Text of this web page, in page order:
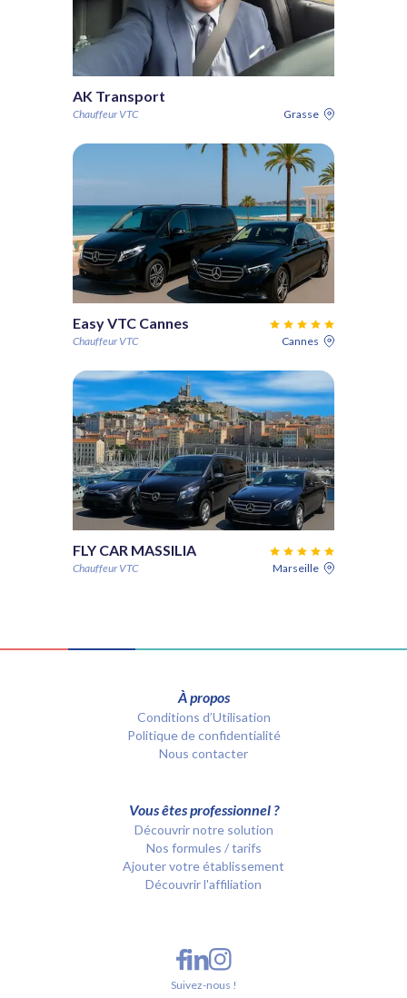
AK Transport
Chauffeur VTC Grasse
Easy VTC Cannes
Chauffeur VTC Cannes
FLY CAR MASSILIA
Chauffeur VTC Marseille
À propos
Conditions d’Utilisation
Politique de confidentialité
Nous contacter
Vous êtes professionnel ?
Découvrir notre solution
Nos formules / tarifs
Ajouter votre établissement
Découvrir l'affiliation
Suivez-nous !